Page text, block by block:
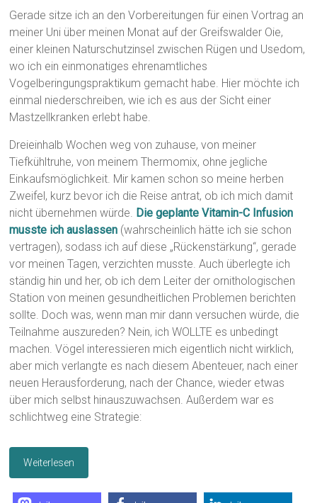
Gerade sitze ich an den Vorbereitungen für einen Vortrag an
meiner Uni über meinen Monat auf der Greifswalder Oie,
einer kleinen Naturschutzinsel zwischen Rügen und Usedom,
wo ich ein einmonatiges ehrenamtliches
Vogelberingungspraktikum gemacht habe. Hier möchte ich
einmal niederschreiben, wie ich es aus der Sicht einer
Mastzellkranken erlebt habe.
Dreieinhalb Wochen weg von zuhause, von meiner
Tiefkühltruhe, von meinem Thermomix, ohne jegliche
Einkaufsmöglichkeit. Mir kamen schon so meine herben
Zweifel, kurz bevor ich die Reise antrat, ob ich mich damit
nicht übernehmen würde. Die geplante Vitamin-C Infusion
musste ich auslassen (wahrscheinlich hätte ich sie schon
vertragen), sodass ich auf diese „Rückenstärkung“, gerade
vor meinen Tagen, verzichten musste. Auch überlegte ich
ständig hin und her, ob ich dem Leiter der ornithologischen
Station von meinen gesundheitlichen Problemen berichten
sollte. Doch was, wenn man mir dann versuchen würde, die
Teilnahme auszureden? Nein, ich WOLLTE es unbedingt
machen. Vögel interessieren mich eigentlich nicht wirklich,
aber mich verlangte es nach diesem Abenteuer, nach einer
neuen Herausforderung, nach der Chance, wieder etwas
über mich selbst hinauszuwachsen. Außerdem war es
schlichtweg eine Strategie:
Weiterlesen